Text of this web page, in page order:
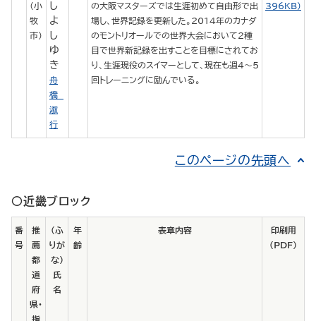
（小
牧
市）
し
よ
し
ゆ
き
舟
橋
淑
行
の大阪マスターズでは生涯初めて自由形で出
場し、世界記録を更新した。2014年のカナダ
のモントリオールでの世界大会において2種
目で世界新記録を出すことを目標にされてお
り、生涯現役のスイマーとして、現在も週4～5
回トレーニングに励んでいる。
396KB）
このページの先頭へ
○近畿ブロック
番
号
推
薦
都
道
府
県・
指
（ふ
りが
な）
氏
名
年
齢
表章内容
印刷用
（PDF）